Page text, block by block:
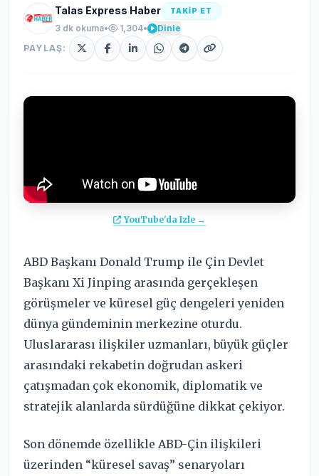
Talas Express Haber TAKİP ET
3 dk okuma• 1,304•
Dinle
PAYLAŞ:
YouTube'da Izle →
ABD Başkanı Donald Trump ile Çin Devlet
Başkanı Xi Jinping arasında gerçekleşen
görüşmeler ve küresel güç dengeleri yeniden
dünya gündeminin merkezine oturdu.
Uluslararası ilişkiler uzmanları, büyük güçler
arasındaki rekabetin doğrudan askeri
çatışmadan çok ekonomik, diplomatik ve
stratejik alanlarda sürdüğüne dikkat çekiyor.
Son dönemde özellikle ABD-Çin ilişkileri
üzerinden “küresel savaş” senaryoları